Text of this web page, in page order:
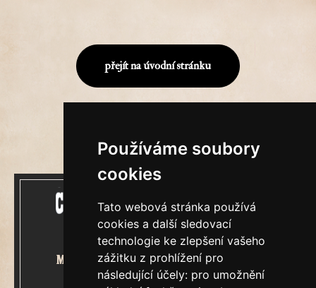
Používáme soubory
cookies
Tato webová stránka používá
cookies a další sledovací
technologie ke zlepšení vašeho
zážitku z prohlížení pro
následující účely: pro umožnění
přejít na úvodní stránku
Mecenášem Cimrmanova Zpravodaje
je společnost